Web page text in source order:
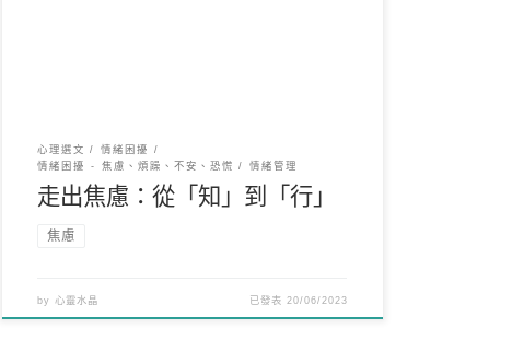
心理選文
情緒困擾
情緒困擾 - 焦慮、煩躁、不安、恐慌
情緒管理
走出焦慮：從「知」到「行」
焦慮
by心靈水晶 已發表 20/06/2023